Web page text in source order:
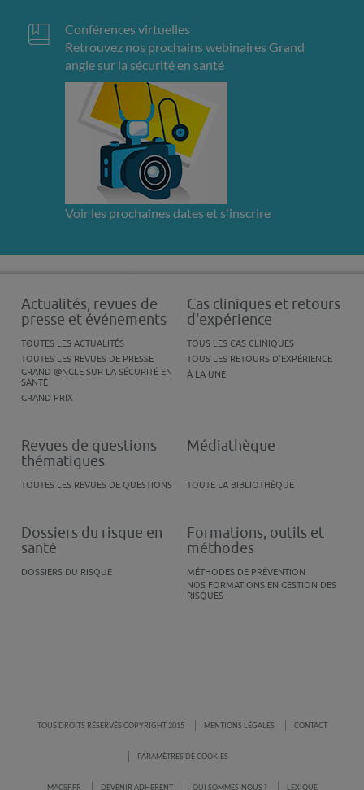
Conférences virtuelles
Retrouvez nos prochains webinaires Grand
angle sur la sécurité en santé
Voir les prochaines dates et s'inscrire
Actualités, revues de
presse et événements
TOUTES LES ACTUALITÉS
TOUTES LES REVUES DE PRESSE
GRAND @NGLE SUR LA SÉCURITÉ EN
SANTÉ
GRAND PRIX
Cas cliniques et retours
d'expérience
TOUS LES CAS CLINIQUES
TOUS LES RETOURS D'EXPÉRIENCE
À LA UNE
Revues de questions
thématiques
TOUTES LES REVUES DE QUESTIONS
Médiathèque
TOUTE LA BIBLIOTHÈQUE
Dossiers du risque en
santé
DOSSIERS DU RISQUE
Formations, outils et
méthodes
MÉTHODES DE PRÉVENTION
NOS FORMATIONS EN GESTION DES
RISQUES
TOUS DROITS RÉSERVÉS COPYRIGHT 2015 MENTIONS LÉGALES CONTACT
PARAMÈTRES DE COOKIES
MACSF.FR DEVENIR ADHÉRENT QUI SOMMES-NOUS ? LEXIQUE